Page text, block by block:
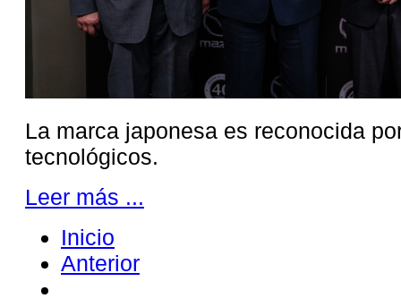
La marca japonesa es reconocida
tecnológicos.
Leer más ...
Inicio
Anterior